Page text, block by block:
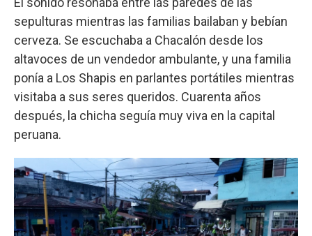
sepulturas mientras las familias bailaban y bebían
cerveza. Se escuchaba a Chacalón desde los
altavoces de un vendedor ambulante, y una familia
ponía a Los Shapis en parlantes portátiles mientras
visitaba a sus seres queridos. Cuarenta años
después, la chicha seguía muy viva en la capital
peruana.